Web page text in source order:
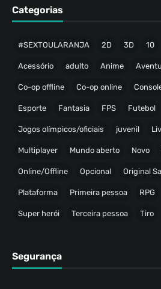
Categorias
#SEXTOULARANJA 2D 3D 10
Acessório adulto Anime
Co-op offline Co-op online
Esporte Fantasia FPS Futebol
Jogos olímpicos/oficiais juvenil
Multiplayer Mundo aberto Novo
Online/Offline Opcional Original
Plataforma Primeira pessoa RPG
Super herói Terceira pessoa Tiro
Segurança